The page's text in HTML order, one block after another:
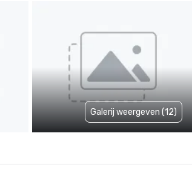
Galerij weergeven (12)